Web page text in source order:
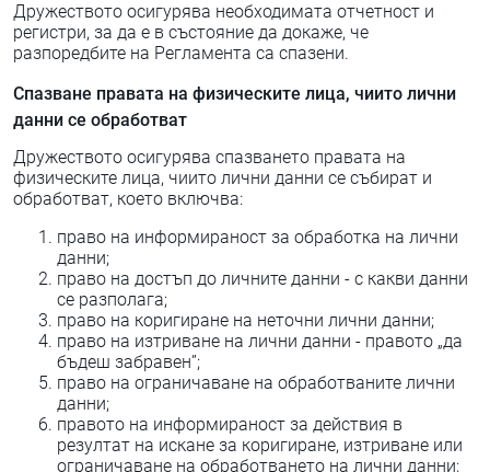
Дружеството осигурява необходимата отчетност и
регистри, за да е в състояние да докаже, че
разпоредбите на Регламента са спазени.
Спазване правата на физическите лица, чиито лични
данни се обработват
Дружеството осигурява спазването правата на
физическите лица, чиито лични данни се събират и
обработват, което включва:
право на информираност за обработка на лични
данни;
право на достъп до личните данни - с какви данни
се разполага;
право на коригиране на неточни лични данни;
право на изтриване на лични данни - правото „да
бъдеш забравен”;
право на ограничаване на обработваните лични
данни;
правото на информираност за действия в
резултат на искане за коригиране, изтриване или
ограничаване на обработването на лични данни;